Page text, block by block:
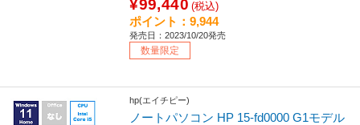
¥99,440 (税込)
ポイント：9,944
発売日：2023/10/20発売
数量限定
hp(エイチピー)
ノートパソコン HP 15-fd0000 G1モデル